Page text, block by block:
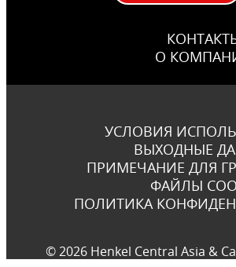
О
УСЛОВИЯ
ВЫХОДНЫЕ
ПРИМЕЧАНИЕ ДЛЯ
ФАЙЛЫ
ПОЛИТИКА
© 2026 Henkel Central Asia &